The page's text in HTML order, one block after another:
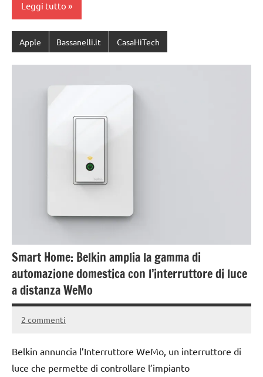
Leggi tutto
Apple Bassanelli.it CasaHiTech
Smart Home: Belkin amplia la gamma di
automazione domestica con l’interruttore di luce
a distanza WeMo
26
2016
Andrea
2 commenti
Belkin annuncia l’Interruttore WeMo, un interruttore di
luce che permette di controllare l’impianto